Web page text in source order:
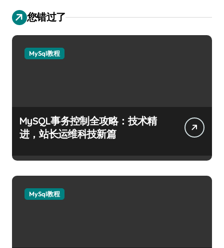
您错过了
MySql教程
MySQL事务控制全攻略：技术精
进，站长运维科技新篇
MySql教程